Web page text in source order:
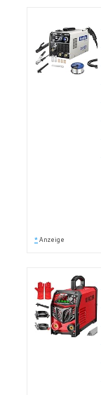
* Anzeige